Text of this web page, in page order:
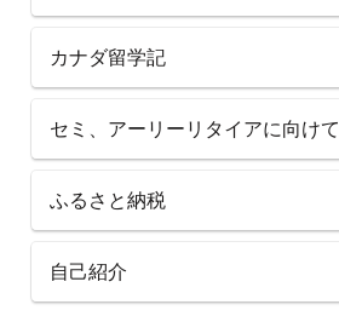
カナダ留学記
セミ、アーリーリタイアに向けて
ふるさと納税
自己紹介